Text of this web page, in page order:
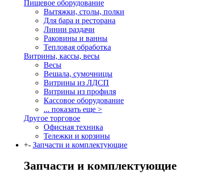
Пищевое оборудование
Вытяжки, столы, полки
Для бара и ресторана
Линии раздачи
Раковины и ванны
Тепловая обработка
Витрины, кассы, весы
Весы
Вешала, сумочницы
Витрины из ЛДСП
Витрины из профиля
Кассовое оборудование
... показать еще >
Другое торговое
Офисная техника
Тележки и корзины
+- Запчасти и комплектующие
Запчасти и комплектующие